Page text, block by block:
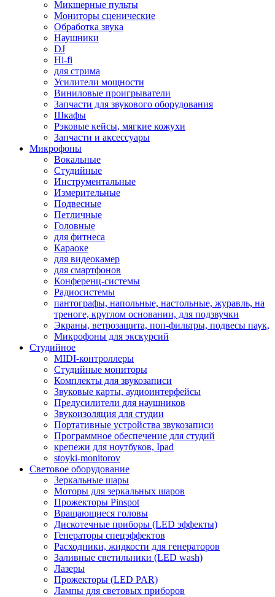
Микшерные пульты
Мониторы сценические
Обработка звука
Наушники
DJ
Hi-fi
для стрима
Усилители мощности
Виниловые проигрыватели
Запчасти для звукового оборудования
Шкафы
Рэковые кейсы, мягкие кожухи
Запчасти и аксессуары
Микрофоны
Вокальные
Студийные
Инструментальные
Измерительные
Подвесные
Петличные
Головные
для фитнеса
Караоке
для видеокамер
для смартфонов
Конференц-системы
Радиосистемы
пантографы, напольные, настольные, журавль, на
треноге, круглом основании, для подзвучки
Экраны, ветрозащита, поп-фильтры, подвесы паук,
Микрофоны для экскурсий
Студийное
MIDI-контроллеры
Студийные мониторы
Комплекты для звукозаписи
Звуковые карты, аудиоинтерфейсы
Предусилители для наушников
Звукоизоляция для студии
Портативные устройства звукозаписи
Программное обеспечение для студий
крепежи для ноутбуков, Ipad
stoyki-monitorov
Световое оборудование
Зеркальные шары
Моторы для зеркальных шаров
Прожекторы Pinspot
Вращающиеся головы
Дискотечные приборы (LED эффекты)
Генераторы спецэффектов
Расходники, жидкости для генераторов
Заливные светильники (LED wash)
Лазеры
Прожекторы (LED PAR)
Лампы для световых приборов